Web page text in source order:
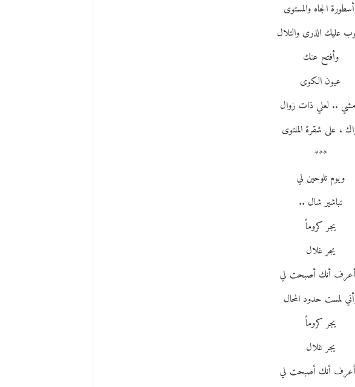
الجاه والمستوى
عليك الذرى والتلال
وأفتح عنك
عيون الكوى
.. لعلي ذات زوال
، على شقرة الملتوى
***
ويوم تلوحين لي
تباشير شال ..
يجر كروماً
يجر غلال
أنك أصبحت لي
لمست حدود المحال
يجر كروماً
يجر غلال
أنك أصبحت لي